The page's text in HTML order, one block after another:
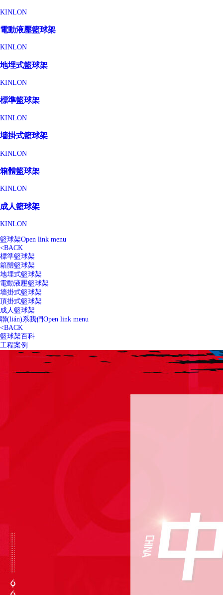
KINLON
電動液壓籃球架
KINLON
地埋式籃球架
KINLON
標準籃球架
KINLON
墻掛式籃球架
KINLON
箱體籃球架
KINLON
成人籃球架
KINLON
籃球架Open link menu
<BACK
標準籃球架
箱體籃球架
地埋式籃球架
電動液壓籃球架
墻掛式籃球架
頂掛式籃球架
成人籃球架
聯(lián)系我們Open link menu
<BACK
籃球架百科
工程案例